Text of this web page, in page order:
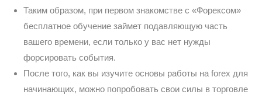
Таким образом, при первом знакомстве с «Форексом»
бесплатное обучение займет подавляющую часть
вашего времени, если только у вас нет нужды
форсировать события.
После того, как вы изучите основы работы на forex для
начинающих, можно попробовать свои силы в торговле